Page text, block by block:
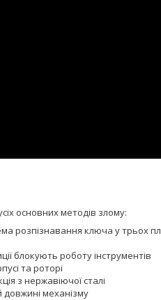
основних методів злому:
розпізнавання ключа у трьох
блокують роботу інструментів
та роторі
з нержавіючої сталі
довжині механізму